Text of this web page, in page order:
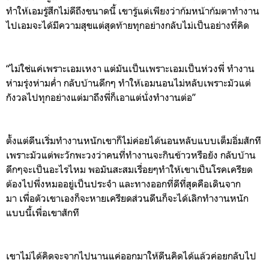
ทำให้เอมรู้สึกไม่ดีถึงขนาดนี้ เขารู้แต่เพียงว่าก้มหน้าก้มตาทำงาน
ไปเอมจะได้มีความสุขแต่สุดท้ายทุกอย่างกลับไม่เป็นอย่างที่คิด
“ไม่ใช่แค่เพราะเอมเหงา แต่มันเป็นเพราะเอมเป็นห่วงพี่ ทำงาน
ห่ามรุ่งห่ามค่ำ กลับบ้านดึกๆ ทำให้เอมนอนไม่หลับเพราะมัวแต่
กังวลไปทุกอย่างแต่มาถึงพี่ก็เอาแต่นั่งทำงานต่อ”
ตั้งแต่ดีนเริ่มทำงานหนักเขาก็ไม่ค่อยได้นอนหลับแบบเต็มอิ่มสักที
เพราะมัวแต่พะวักพะวงว่าคนที่ทำงานจะกินข้าวหรือยัง กลับบ้าน
ดึกๆจะเป็นอะไรไหม พอมันสะสมเรื่อยๆทำให้เขาเป็นโรคเครียด
ต้องไปพึ่งหมออยู่เป็นประจำ และทางออกที่ดีที่สุดคือเดินจาก
มา เพื่อตัวเขาเองก็จะหายเครียดส่วนดีนก็จะได้เลิกทำงานหนัก
แบบนี้เพื่อเขาสักที
เขาไม่ได้คิดจะจากไปนานแค่ออกมาให้ดีนคิดได้แล้วค่อยกลับไป